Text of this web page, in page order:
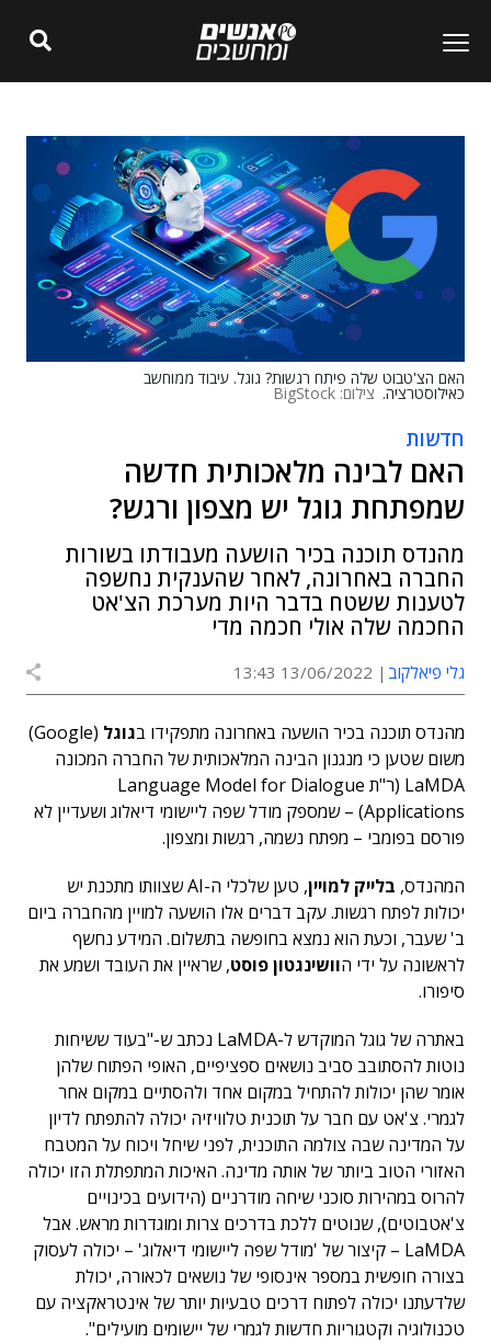
האם הצ'טבוט שלה פיתח רגשות? גוגל. עיבוד ממוחשב
כאילוסטרציה. צילום: BigStock
חדשות
האם לבינה מלאכותית חדשה
שמפתחת גוגל יש מצפון ורגש?
מהנדס תוכנה בכיר הושעה מעבודתו בשורות
החברה באחרונה, לאחר שהענקית נחשפה
לטענות ששטח בדבר היות מערכת הצ'אט
החכמה שלה אולי חכמה מדי
גלי פיאלקוב 13/06/2022 13:43
מהנדס תוכנה בכיר הושעה באחרונה מתפקידו בגוגל
(Google)
משום שטען כי מנגנון הבינה המלאכותית של החברה המכונה
LaMDA (ר"ת Language Model for Dialogue
Applications) – שמספק מודל שפה ליישומי דיאלוג ושעדיין לא
פורסם בפומבי – מפתח נשמה, רגשות ומצפון.
המהנדס, בלייק למויין
, טען שלכלי ה-AI שצוותו מתכנת יש
יכולות לפתח רגשות. עקב דברים אלו הושעה למויין מהחברה ביום
ב' שעבר, וכעת הוא נמצא בחופשה בתשלום. המידע נחשף
לראשונה על ידי הוושינגטון פוסט, שראיין את העובד ושמע את
סיפורו.
באתרה של גוגל המוקדש ל-LaMDA נכתב ש-"בעוד ששיחות
נוטות להסתובב סביב נושאים ספציפיים, האופי הפתוח שלהן
אומר שהן יכולות להתחיל במקום אחד ולהסתיים במקום אחר
לגמרי. צ'אט עם חבר על תוכנית טלוויזיה יכולה להתפתח לדיון
על המדינה שבה צולמה התוכנית, לפני שיחל ויכוח על המטבח
האזורי הטוב ביותר של אותה מדינה. האיכות המתפתלת הזו יכולה
להרוס במהירות סוכני שיחה מודרניים (הידועים בכינויים
צ'אטבוטים), שנוטים ללכת בדרכים צרות ומוגדרות מראש. אבל
LaMDA – קיצור של 'מודל שפה ליישומי דיאלוג' – יכולה לעסוק
בצורה חופשית במספר אינסופי של נושאים לכאורה, יכולת
שלדעתנו יכולה לפתוח דרכים טבעיות יותר של אינטראקציה עם
טכנולוגיה וקטגוריות חדשות לגמרי של יישומים מועילים".